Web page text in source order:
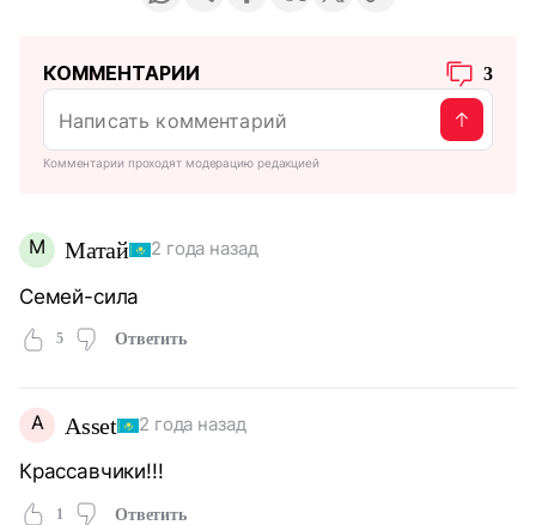
КОММЕНТАРИИ 3
Комментарии проходят модерацию редакцией
М Матай 2 года назад
Семей-сила
5 Ответить
A Asset 2 года назад
Крассавчики!!!
1 Ответить